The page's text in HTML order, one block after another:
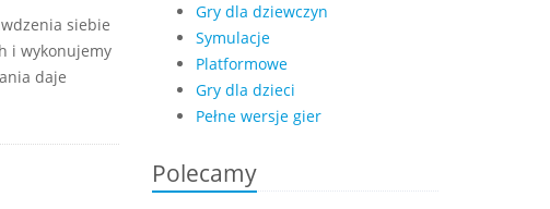
siebie
i wykonujemy
daje
Gry dla dziewczyn
Symulacje
Platformowe
Gry dla dzieci
Pełne wersje gier
Polecamy